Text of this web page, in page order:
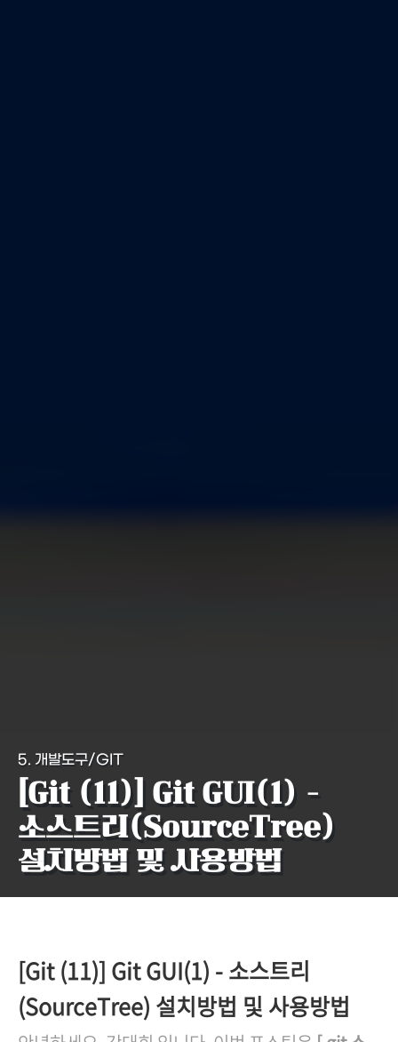
5. 개발도구/GIT
[Git (11)] Git GUI(1) -
소스트리(SourceTree)
설치방법 및 사용방법
[Git (11)] Git GUI(1) - 소스트리
(SourceTree) 설치방법 및 사용방법